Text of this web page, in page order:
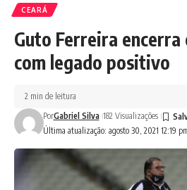
CEARÁ
Guto Ferreira encerra
com legado positivo
Última atualização: agosto 30, 2021 12:19
PorGabriel Silva 182 Visualizações
2 min de leitura